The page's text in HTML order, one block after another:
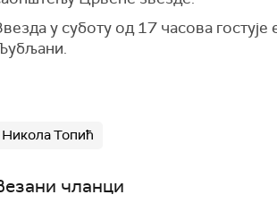
у суботу од 17 часова
Никола Топић
чланци